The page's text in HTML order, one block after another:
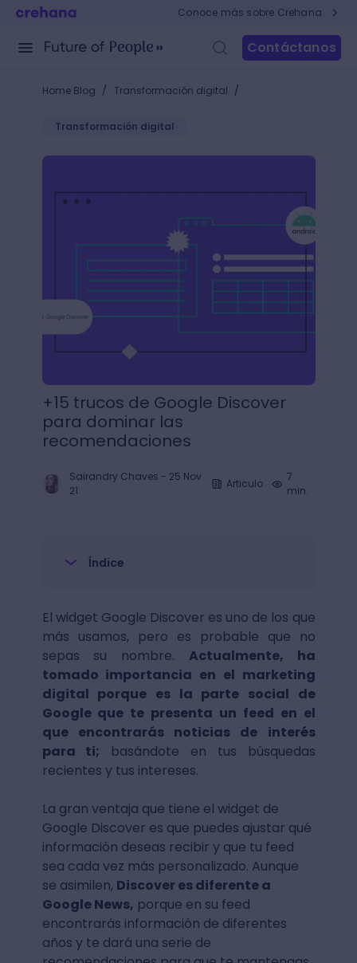
Conoce más sobre Crehana
Contáctanos
Home Blog / Transformación digital /
Transformación digital
+15 trucos de Google Discover para dominar las
+15 trucos de Google Discover
para dominar las
recomendaciones
Sairandry Chaves - 25 Nov
21
Articulo
7
min.
Índice
El widget Google Discover es uno de los que
más usamos, pero es probable que no
sepas su nombre. Actualmente, ha
tomado importancia en el marketing
digital porque es la parte social de
Google que te presenta un feed en el
que encontrarás noticias de interés
para ti; basándote en tus búsquedas
recientes y tus intereses.
La gran ventaja que tiene el widget de
Google Discover es que puedes ajustar qué
información deseas recibir y que tu feed
sea cada vez más personalizado. Aunque
se asimilen, Discover es diferente a
Google News, porque en su feed
encontrarás información de diferentes
años y te dará una serie de